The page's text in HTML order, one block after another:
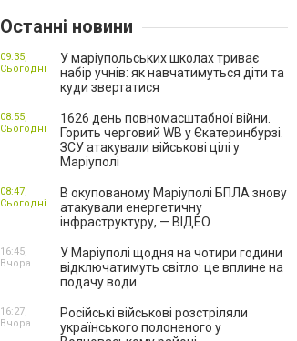
Останні новини
У маріупольських школах триває
набір учнів: як навчатимуться діти та
куди звертатися
09:35,
Сьогодні
1626 день повномасштабної війни.
Горить черговий WB у Єкатеринбурзі.
ЗСУ атакували військові цілі у
Маріуполі
08:55,
Сьогодні
В окупованому Маріуполі БПЛА знову
атакували енергетичну
інфраструктуру, — ВІДЕО
08:47,
Сьогодні
У Маріуполі щодня на чотири години
відключатимуть світло: це вплине на
подачу води
16:45,
Вчора
Російські військові розстріляли
українського полоненого у
16:27,
Вчора